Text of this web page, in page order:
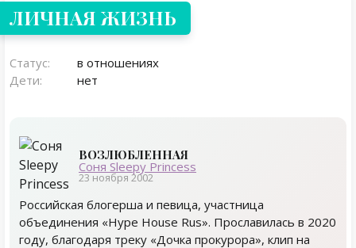
ЛИЧНАЯ ЖИЗНЬ
Статус:
в отношениях
Дети:
нет
ВОЗЛЮБЛЕННАЯ
Соня Sleepy Princess
23 ноября 2002
Российская блогерша и певица, участница
объединения «Hype House Rus». Прославилась в 2020
году, благодаря треку «Дочка прокурора», клип на